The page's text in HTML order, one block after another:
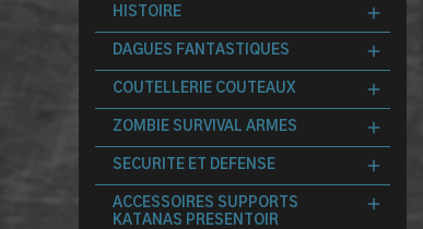
HISTOIRE
DAGUES FANTASTIQUES
COUTELLERIE COUTEAUX
ZOMBIE SURVIVAL ARMES
SECURITE ET DEFENSE
ACCESSOIRES SUPPORTS
KATANAS PRESENTOIR